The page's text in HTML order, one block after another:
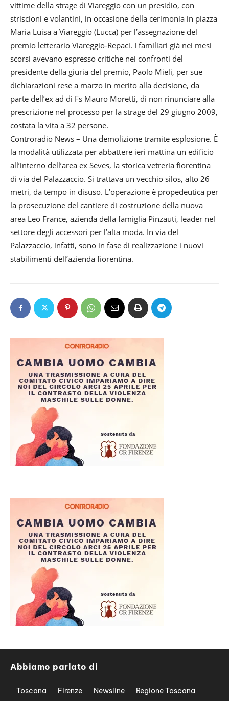
vittime della strage di Viareggio con un presidio, con
striscioni e volantini, in occasione della cerimonia in piazza
Maria Luisa a Viareggio (Lucca) per l’assegnazione del
premio letterario Viareggio-Repaci. I familiari già nei mesi
scorsi avevano espresso critiche nei confronti del
presidente della giuria del premio, Paolo Mieli, per sue
dichiarazioni rese a marzo in merito alla decisione, da
parte dell’ex ad di Fs Mauro Moretti, di non rinunciare alla
prescrizione nel processo per la strage del 29 giugno 2009,
costata la vita a 32 persone.
Controradio News – Una demolizione tramite esplosione. È
la modalità utilizzata per abbattere ieri mattina un edificio
all’interno dell’area ex Seves, la storica vetreria fiorentina
di via del Palazzaccio. Si trattava un vecchio silos, alto 26
metri, da tempo in disuso. L’operazione è propedeutica per
la prosecuzione del cantiere di costruzione della nuova
area Leo France, azienda della famiglia Pinzauti, leader nel
settore degli accessori per l’alta moda. In via del
Palazzaccio, infatti, sono in fase di realizzazione i nuovi
stabilimenti dell’azienda fiorentina.
Abbiamo parlato di
Toscana Firenze Newsline
Regione Toscana